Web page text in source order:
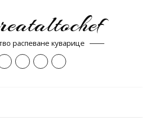
распеване куварице